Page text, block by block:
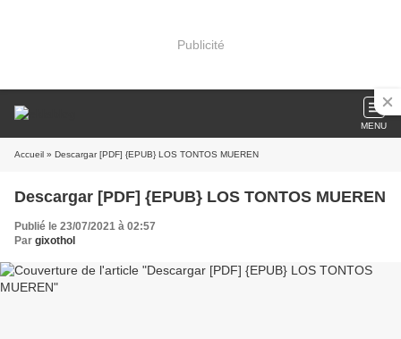
Publicité
MENU
Accueil » Descargar [PDF] {EPUB} LOS TONTOS MUEREN
Descargar [PDF] {EPUB} LOS TONTOS MUEREN
Publié le 23/07/2021 à 02:57
Par gixothol